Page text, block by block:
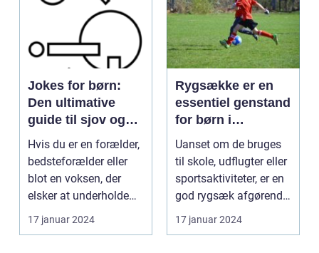
Jokes for børn:
Den ultimative
guide til sjov og
latter for de små
Hvis du er en forælder,
bedsteforælder eller
blot en voksen, der
elsker at underholde
børn, er "joke...
17 januar 2024
Rygsække er en
essentiel genstand
for børn i
dagligdagen
Uanset om de bruges
til skole, udflugter eller
sportsaktiviteter, er en
god rygsæk afgørende
for at ...
17 januar 2024